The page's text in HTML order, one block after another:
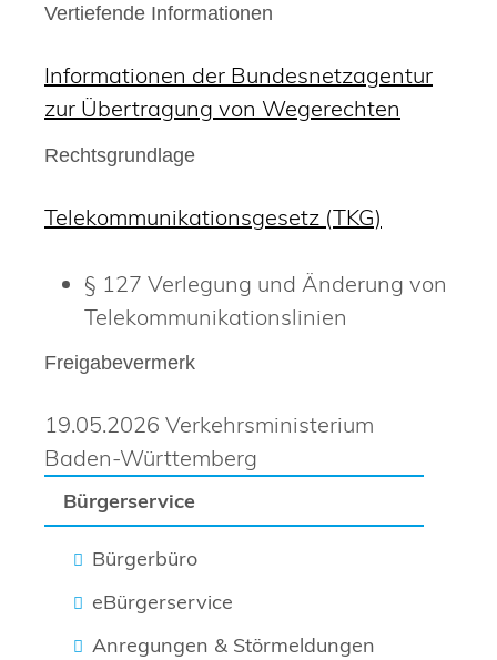
Bürgerservice
Bürgerbüro
eBürgerservice
Anregungen & Störmeldungen
Vertiefende Informationen
Informationen der Bundesnetzagentur
zur Übertragung von Wegerechten
Rechtsgrundlage
Telekommunikationsgesetz (TKG)
§ 127 Verlegung und Änderung von
Telekommunikationslinien
Freigabevermerk
19.05.2026 Verkehrsministerium
Baden-Württemberg